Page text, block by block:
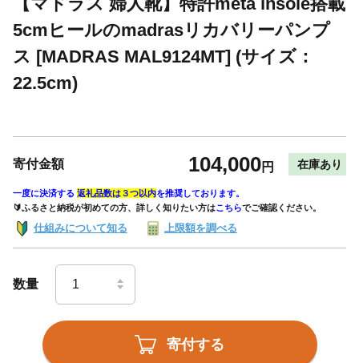
5cmヒールのmadrasリカバリーパンプ
ス [MADRAS MAL9124MT] (サイズ：
22.5cm)
寄付金額 104,000円 在庫あり
一度に決済する 返礼品数は３つ以内を推奨しております。
🔰ふるさと納税が初めての方、詳しく知りたい方はこちらでご確認ください。
仕組みについて知る 上限額を調べる
数量
寄付する